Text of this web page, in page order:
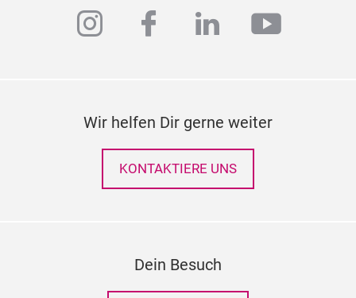
instagram
facebook
linkedin
Wir helfen Dir gerne weiter
KONTAKTIERE UNS
Dein Besuch